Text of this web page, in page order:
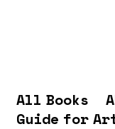
All Books
Guide for